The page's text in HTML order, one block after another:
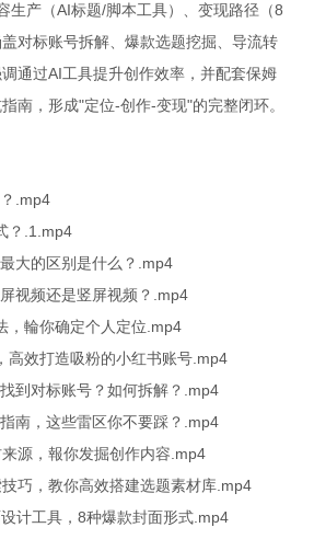
生产（AI标题/脚本工具）、变现路径（8
对标账号拆解、爆款选题挖掘、导流转
通过AI工具提升创作效率，并配套保姆
南，形成"定位-创作-变现"的完整闭环。
.mp4
？.1.mp4
大的区别是什么？.mp4
视频还是竖屏视频？.mp4
，輪你确定个人定位.mp4
高效打造吸粉的小红书账号.mp4
到对标账号？如何拆解？.mp4
南，这些雷区你不要踩？.mp4
源，報你发掘创作内容.mp4
巧，教你高效搭建选题素材库.mp4
计工具，8种爆款封面形式.mp4